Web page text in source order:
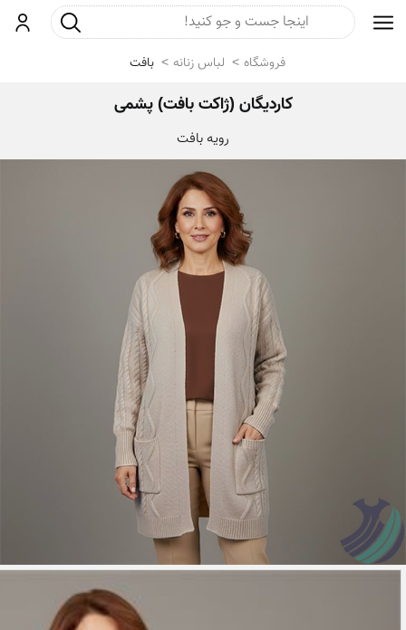
ورودجست و جو
فروشگاه لباس زنانه بافت
کاردیگان (ژاکت بافت) پشمی
رویه بافت